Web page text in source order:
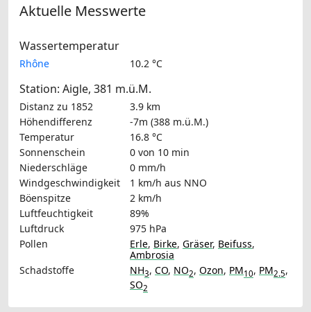
Aktuelle Messwerte
Wassertemperatur
Rhône 10.2 °C
Station: Aigle, 381 m.ü.M.
Distanz zu 1852
3.9 km
Höhendifferenz
-7m (388 m.ü.M.)
Temperatur
16.8 °C
Sonnenschein
0 von 10 min
Niederschläge
0 mm/h
Windgeschwindigkeit
1 km/h aus NNO
Böenspitze
2 km/h
Luftfeuchtigkeit
89%
Luftdruck
975 hPa
Pollen
Erle, Birke, Gräser, Beifuss,
Ambrosia
Schadstoffe
NH3, CO, NO2, Ozon, PM10, PM2.5,
SO2